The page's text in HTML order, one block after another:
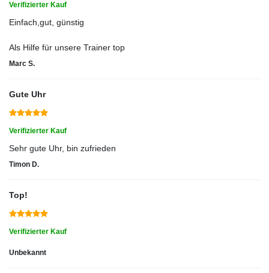
Verifizierter Kauf
Einfach,gut, günstig
Als Hilfe für unsere Trainer top
Marc S.
Gute Uhr
Verifizierter Kauf
Sehr gute Uhr, bin zufrieden
Timon D.
Top!
Verifizierter Kauf
Unbekannt